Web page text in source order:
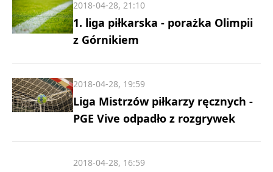
1. liga piłkarska - porażka Olimpii
z Górnikiem
2018-04-28, 21:10
Liga Mistrzów piłkarzy ręcznych -
PGE Vive odpadło z rozgrywek
2018-04-28, 19:59
2018-04-28, 16:59